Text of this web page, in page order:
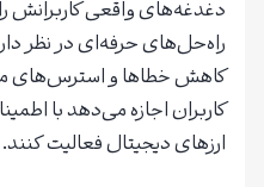
دغدغه‌های واقعی کاربرانش
راه‌حل‌های حرفه‌ای در نظر
کاهش خطاها و استرس‌های
کاربران اجازه می‌دهد با
ارزهای دیجیتال فعالیت کنند.